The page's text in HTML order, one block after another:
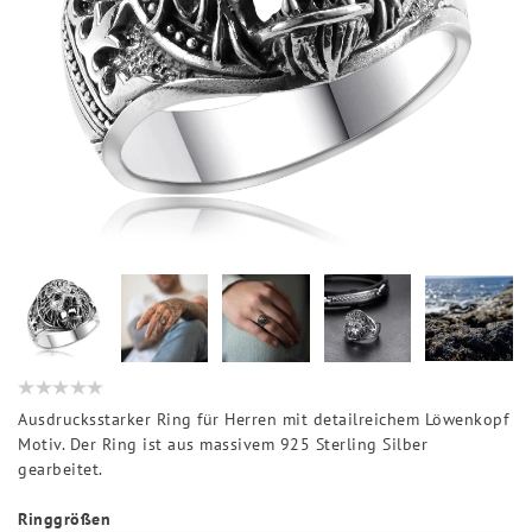
Ausdrucksstarker Ring für Herren mit detailreichem Löwenkopf
Motiv. Der Ring ist aus massivem 925 Sterling Silber
gearbeitet.
Ringgrößen